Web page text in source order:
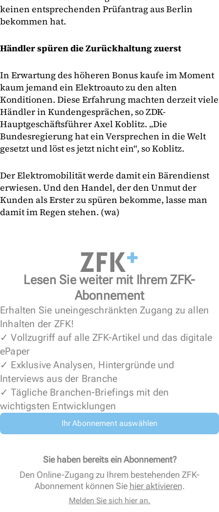
keinen entsprechenden Prüfantrag aus Berlin
bekommen hat.
Händler spüren die Zurückhaltung zuerst
In Erwartung des höheren Bonus kaufe im Moment
kaum jemand ein Elektroauto zu den alten
Konditionen. Diese Erfahrung machten derzeit viele
Händler in Kundengesprächen, so ZDK-
Hauptgeschäftsführer Axel Koblitz. „Die
Bundesregierung hat ein Versprechen in die Welt
gesetzt und löst es jetzt nicht ein“, so Koblitz.
Der Elektromobilität werde damit ein Bärendienst
erwiesen. Und den Handel, der den Unmut der
Kunden als Erster zu spüren bekomme, lasse man
damit im Regen stehen. (wa)
Lesen Sie weiter mit Ihrem ZFK-
Abonnement
Erhalten Sie uneingeschränkten Zugang zu allen
Inhalten der ZFK!
✓ Vollzugriff auf alle ZFK-Artikel und das digitale
ePaper
✓ Exklusive Analysen, Hintergründe und
Interviews aus der Branche
✓ Tägliche Branchen-Briefings mit den
wichtigsten Entwicklungen
Ihr Abonnement auswählen
Sie haben bereits ein Abonnement?
Den Online-Zugang zu Ihrem bestehenden ZFK-
Abonnement können Sie hier aktivieren.
Melden Sie sich hier an.